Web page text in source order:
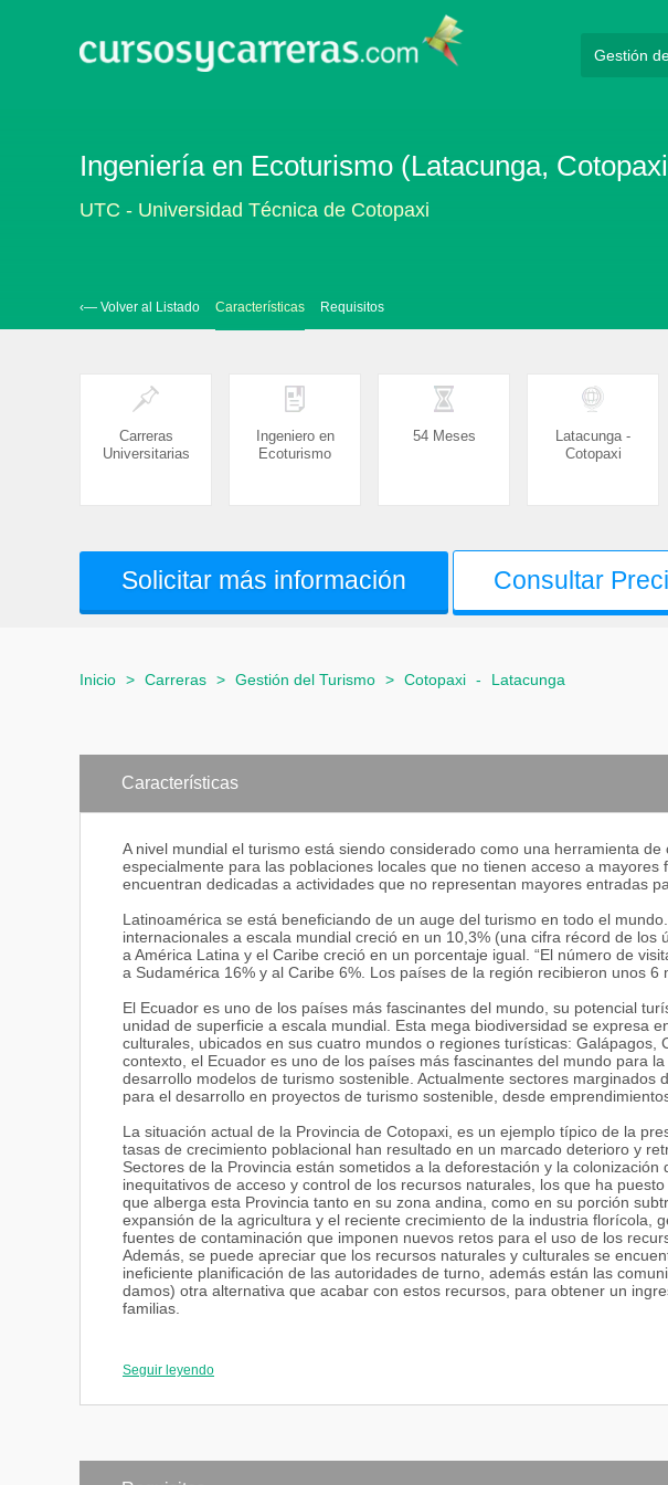
Ingeniería en Ecoturismo (Latacunga,
UTC - Universidad Técnica de Cotopaxi
‹— Volver al Listado Características Requisitos
Carreras
Universitarias
Ingeniero en
Ecoturismo
54 Meses
Latacunga -
Cotopaxi
Solicitar más información Consultar
Inicio > Carreras > Gestión del Turismo > Cotopaxi - Latacunga
Características
A nivel mundial el turismo está siendo considerado como una herramienta
especialmente para las poblaciones locales que no tienen acceso a mayores
encuentran dedicadas a actividades que no representan mayores entradas
Latinoamérica se está beneficiando de un auge del turismo en todo el
internacionales a escala mundial creció en un 10,3% (una cifra récord de los
a América Latina y el Caribe creció en un porcentaje igual. “El número de
a Sudamérica 16% y al Caribe 6%. Los países de la región recibieron unos 6
El Ecuador es uno de los países más fascinantes del mundo, su potencial
unidad de superficie a escala mundial. Esta mega biodiversidad se expresa
culturales, ubicados en sus cuatro mundos o regiones turísticas: Galápagos,
contexto, el Ecuador es uno de los países más fascinantes del mundo para
desarrollo modelos de turismo sostenible. Actualmente sectores marginados
para el desarrollo en proyectos de turismo sostenible, desde
La situación actual de la Provincia de Cotopaxi, es un ejemplo típico de la
tasas de crecimiento poblacional han resultado en un marcado deterioro y
Sectores de la Provincia están sometidos a la deforestación y la
inequitativos de acceso y control de los recursos naturales, los que ha
que alberga esta Provincia tanto en su zona andina, como en su porción
expansión de la agricultura y el reciente crecimiento de la industria florícola,
fuentes de contaminación que imponen nuevos retos para el uso de los
Además, se puede apreciar que los recursos naturales y culturales se
ineficiente planificación de las autoridades de turno, además están las
damos) otra alternativa que acabar con estos recursos, para obtener un
familias.
satisfacción de las demandas de formación y superación profesional, en la
y en el desarrollo cultural, universal y ancestral de la población ecuatoriana
Seguir leyendo